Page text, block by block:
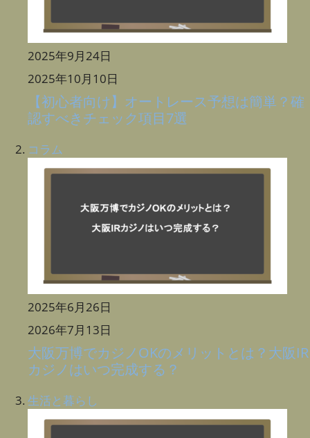
2025年9月24日
2025年10月10日
【初心者向け】オートレース予想は簡単？確
認すべきチェック項目7選
コラム
2025年6月26日
2026年7月13日
大阪万博でカジノOKのメリットとは？大阪IR
カジノはいつ完成する？
生活と暮らし